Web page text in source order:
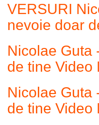
VERSURI
nevoie doar
Nicolae Guta
de tine Video
Nicolae Guta
de tine Video